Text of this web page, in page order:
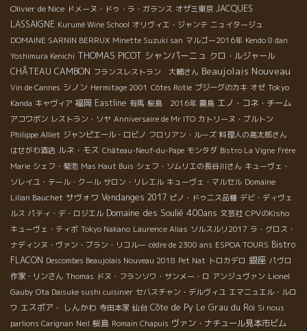
Olivier de Nice ドメーヌ・ドゥ・ラ・ガランス オザミ東京 JACQUES
LASSAIGNE Kurumé Wine School オリヴィエ・ジャンテ ニュイタージュ
DOMAINE SARNIN BERRUX Minette Suzuki san マルゴー2016年 Kendo 8 dan
Yoshimura Kenichi THOMAS PICOT シャンパーニュ クロ・ルジャール
CHÂTEAU CAMBON フランスレストラン 大輔さん Beaujolais Nouveau
Vin de Cannes シノン Hermitage 2001 Côtes Rotie ブジーグのカキ オゼ Tokyo
Kanda キャヴィア 福岡 Eastline 有馬 桜島 2016年 霧島 エノ・コネ・チーム
アコワボン レストラン・ソヤ Anniversaire de Mr ITO カトリーヌ・ブルトン
Philippe Alliet ジャンピエール・ロビノ フロリアン・ルーズ 料理人の高太郎さん
はせがわ酒店 ルネ・モス Château-Neuf-du-Pape モンタダ Bistro La Vigne Frère
Marie シェフ・菊池 Mas Haut Buis シェフ・ソムリエの長谷川さん キューヴェ・
ソレイユ・テール・クール サロン・リレエル キューヴェ・マルセル Domaine
Lilian Bauchet サヴォワ Vendanges 2017 ピノ・ドゥニス品種 デビ・ディヴェ
ルス パティ・デ・ロジエル Domaine des Soulié 400ans 文芸社 CPVのKisho
キューヴェ・ティボ Tokyo Nakano Laurence Alias ソルスルリ2017 ラ・グロス・
ナディンヌ・ヴァン・ブラン・リコルー cèdre de 2300 ans ESPOA TOURS Bistro
FLACON Descombes Beaujolais Nouveau 2018 Pet Nat トロカデロ 銀座 パヴロ
作家・リンさん Thomas ドヌ・フランソワ・サンメー・ロ アンジュヴァン Lionel
Gauby Ota Daisuke sushi cuisinier セバスチャン・デルヴィユ エマニュエル・ルロ
ワ エスポア・ しんかわ 寺田本家 仙台 Côte de Py Le Grau du Roi Si nous
parlions Carignan Neil 桜島 Romain Chapuis ヴァン・ナチュール見本市ビム